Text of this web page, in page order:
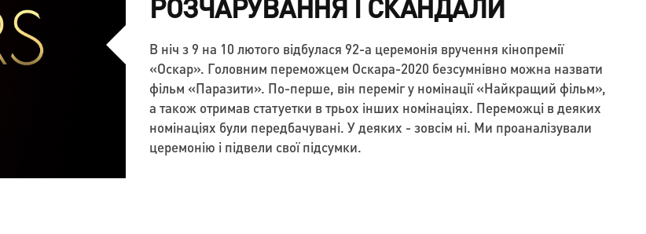
РОЗЧАРУВАННЯ І СКАНДАЛИ
В ніч з 9 на 10 лютого відбулася 92-а церемонія вручення кінопремії
«Оскар». Головним переможцем Оскара-2020 безсумнівно можна назвати
фільм «Паразити». По-перше, він переміг у номінації «Найкращий фільм»,
а також отримав статуетки в трьох інших номінаціях. Переможці в деяких
номінаціях були передбачувані. У деяких - зовсім ні. Ми проаналізували
церемонію і підвели свої підсумки.